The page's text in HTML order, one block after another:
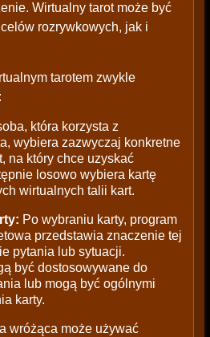
Wirtualny tarot może być
rozrywkowych, jak i
tarotem zwykle
która korzysta z
wybiera zazwyczaj konkretne
na który chce uzyskać
losowo wybiera kartę
wirtualnych talii kart.
Po wybraniu karty, program
przedstawia znaczenie tej
pytania lub sytuacji.
być dostosowywane do
lub mogą być ogólnymi
karty.
wróżąca może używać